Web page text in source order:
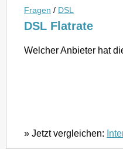
Fragen / DSL
DSL Flatrate
Welcher Anbieter hat
» Jetzt vergleichen: